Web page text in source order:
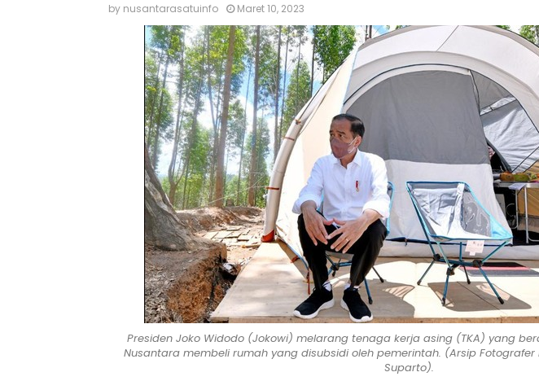
by nusantarasatuinfo Maret 10, 2023
Presiden Joko Widodo (Jokowi) melarang tenaga kerja asing (TKA) yang
Nusantara membeli rumah yang disubsidi oleh pemerintah. (Arsip Fotografer
Suparto).